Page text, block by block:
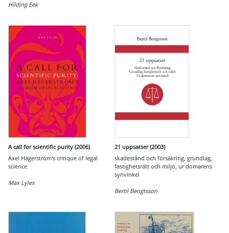
Hilding Eek
A call for scientific purity (2006)
Axel Hägerström's critique of legal
science
Max Lyles
21 uppsatser (2003)
skadestånd och försäkring, grundlag,
fastighetsrätt och miljö, ur domarens
synvinkel
Bertil Bengtsson